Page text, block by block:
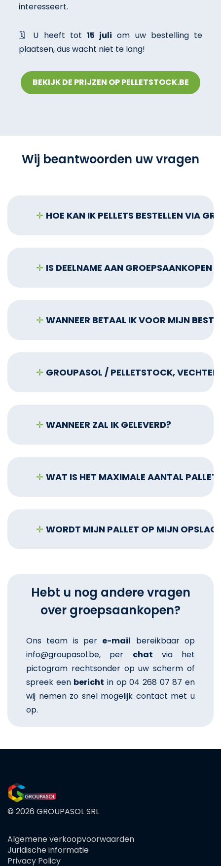
interesseert.
🗓️ U heeft tot 15 juli om uw bestelling te
plaatsen, dus wacht niet te lang!
BEKIJK DE PRIJZEN OP PELLETSTOCK.BE
Wij beantwoorden uw vragen
✛ HOE KAN IK PELLETS BESTELLEN VIA
✛ IS DEELNAME AAN GROEPSAANKOPEN
✛ WANNEER BETAAL IK VOOR MIJN
✛ GROUPASOL / PELLETSTOCK,
✛ WANNEER ZAL IK GELEVERD?
✛ WAT IS HET MAXIMALE AANTAL
✛ WORDT MIJN PALLET OP MIJN
Hebt u nog andere vragen
over groepsaankopen?
Ons team is per e-mail bereikbaar op
info@groupasol.be, per chat via het
pictogram rechtsonder op uw scherm of
spreek een bericht in op 04 268 07 87 en
wij nemen zo snel mogelijk contact met u
op.
© 2026 GROUPASOL SRL
FOOTER
MENU
Algemene verkoopvoorwaarden
Juridische informatie
Privacy Policy